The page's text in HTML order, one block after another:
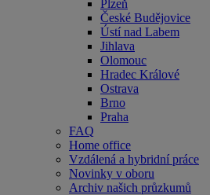
Plzeň
České Budějovice
Ústí nad Labem
Jihlava
Olomouc
Hradec Králové
Ostrava
Brno
Praha
FAQ
Home office
Vzdálená a hybridní práce
Novinky v oboru
Archiv našich průzkumů